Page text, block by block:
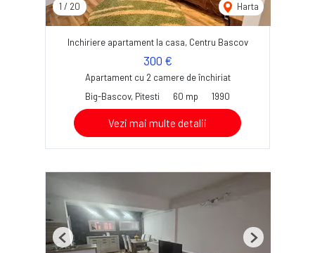
1 / 20 Harta
Inchiriere apartament la casa, Centru Bascov
300 €
Apartament cu 2 camere de închiriat
Big-Bascov, Pitesti
60 mp 1990
Vezi mai multe detalii
Previous Next